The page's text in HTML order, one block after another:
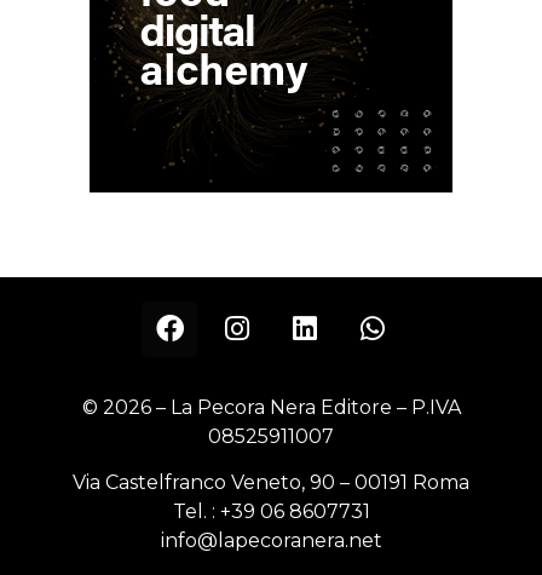
© 2026 – La Pecora Nera Editore – P.IVA
08525911007
Via Castelfranco Veneto, 90 – 00191 Roma
Tel. : +39 06 8607731
info@lapecoranera.net